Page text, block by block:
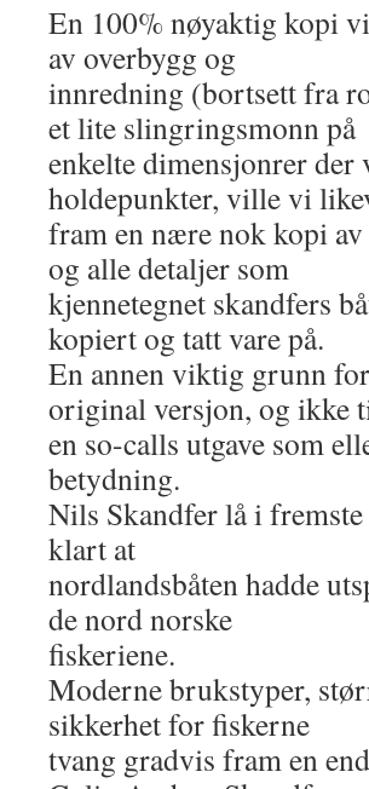
En 100% nøyaktig kopi
av overbygg og
innredning (bortsett fra
et lite slingringsmonn på
enkelte dimensjonrer
holdepunkter, ville vi
fram en nære nok kopi
og alle detaljer som
kjennetegnet skandfers
kopiert og tatt vare på.
En annen viktig grunn
original versjon, og ikke
en so-calls utgave som
betydning.
Nils Skandfer lå i
klart at
nordlandsbåten hadde
de nord norske
fiskeriene.
Moderne brukstyper,
sikkerhet for fiskerne
tvang gradvis fram en